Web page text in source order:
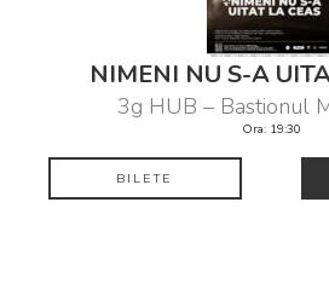
NIMENI NU S-A
3g HUB – Bastionul
Ora: 19:30
BILETE